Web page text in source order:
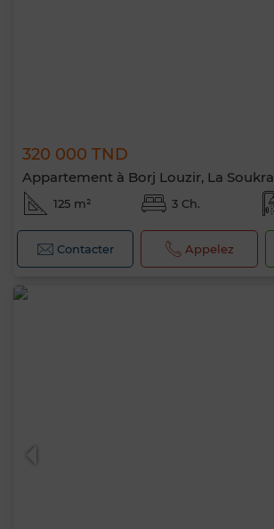
320 000 TND
Appartement à Borj Louzir, La Soukra
125 m² 3 Ch.
Contacter Appelez